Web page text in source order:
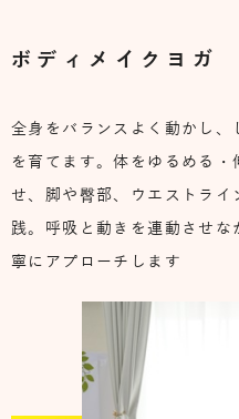
ボディメイクヨガ
全身をバランスよく動かし
を育てます。体をゆるめる
せ、脚や臀部、ウエストラ
践。呼吸と動きを連動させ
寧にアプローチします